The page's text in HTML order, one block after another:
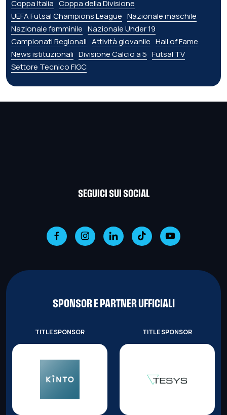
Coppa Italia Coppa della Divisione
UEFA Futsal Champions League Nazionale maschile
Nazionale femminile Nazionale Under 19
Campionati Regionali Attività giovanile Hall of Fame
News istituzionali Divisione Calcio a 5 Futsal TV
Settore Tecnico FIGC
SEGUICI SUI SOCIAL
SPONSOR E PARTNER UFFICIALI
TITLE SPONSOR TITLE SPONSOR